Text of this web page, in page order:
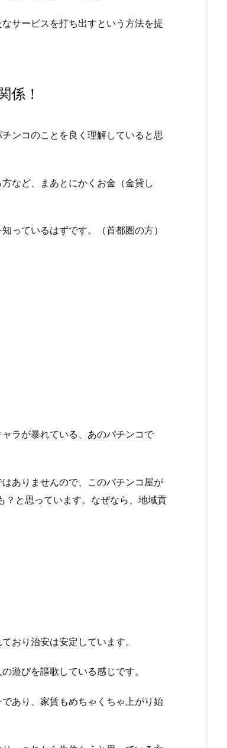
サービスを打ち出すという方法を提
係！
ンコのことを良く理解していると思
など、まあとにかくお金（金貸し
っているはずです。（首都圏の方）
ラが暴れている、あのパチンコで
ありませんので、このパチンコ屋が
？と思っています。なぜなら、地域貢
おり治安は安定しています。
遊びを謳歌している感じです。
あり、家賃もめちゃくちゃ上がり始